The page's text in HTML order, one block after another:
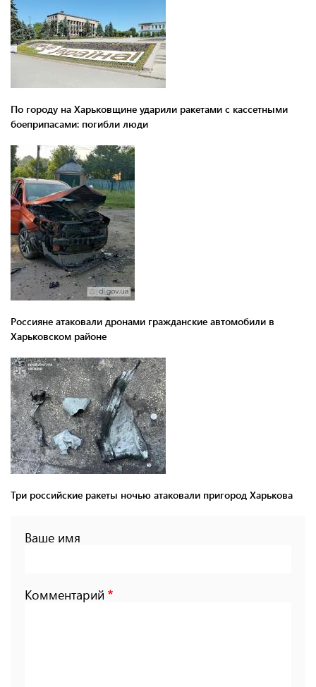
По городу на Харьковщине ударили ракетами с кассетными
боеприпасами: погибли люди
Россияне атаковали дронами гражданские автомобили в
Харьковском районе
Три российские ракеты ночью атаковали пригород Харькова
Ваше имя
Комментарий